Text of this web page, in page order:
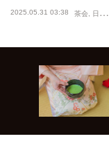
2025.05.31 03:38 茶会 日本文化